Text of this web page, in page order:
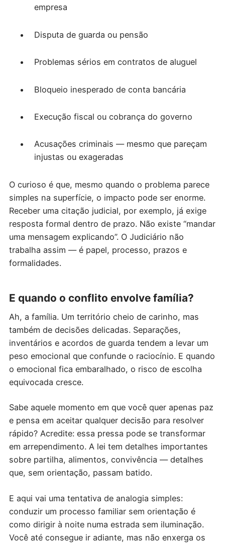
empresa
Disputa de guarda ou pensão
Problemas sérios em contratos de aluguel
Bloqueio inesperado de conta bancária
Execução fiscal ou cobrança do governo
Acusações criminais — mesmo que pareçam
injustas ou exageradas
O curioso é que, mesmo quando o problema parece
simples na superfície, o impacto pode ser enorme.
Receber uma citação judicial, por exemplo, já exige
resposta formal dentro de prazo. Não existe “mandar
uma mensagem explicando”. O Judiciário não
trabalha assim — é papel, processo, prazos e
formalidades.
E quando o conflito envolve família?
Ah, a família. Um território cheio de carinho, mas
também de decisões delicadas. Separações,
inventários e acordos de guarda tendem a levar um
peso emocional que confunde o raciocínio. E quando
o emocional fica embaralhado, o risco de escolha
equivocada cresce.
Sabe aquele momento em que você quer apenas paz
e pensa em aceitar qualquer decisão para resolver
rápido? Acredite: essa pressa pode se transformar
em arrependimento. A lei tem detalhes importantes
sobre partilha, alimentos, convivência — detalhes
que, sem orientação, passam batido.
E aqui vai uma tentativa de analogia simples:
conduzir um processo familiar sem orientação é
como dirigir à noite numa estrada sem iluminação.
Você até consegue ir adiante, mas não enxerga os